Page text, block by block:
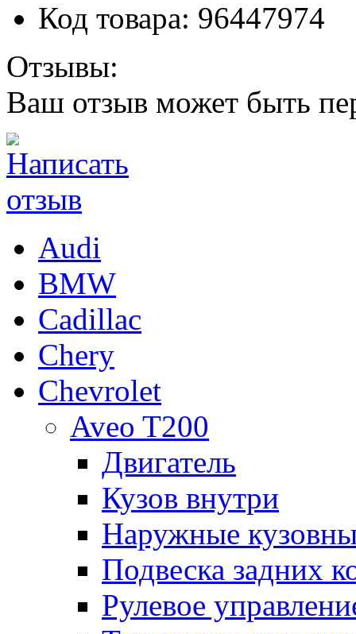
Код товара: 96447974
Отзывы:
Ваш отзыв может быть
Audi
BMW
Cadillac
Chery
Chevrolet
Aveo T200
Двигатель
Кузов внутри
Наружные
Подвеска задних
Рулевое